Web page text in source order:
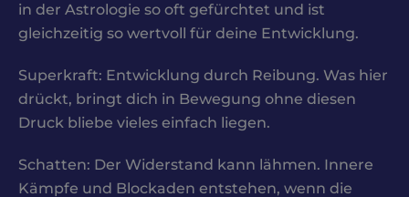
in der Astrologie so oft gefürchtet und ist
gleichzeitig so wertvoll für deine Entwicklung.
Superkraft: Entwicklung durch Reibung. Was hier
drückt, bringt dich in Bewegung ohne diesen
Druck bliebe vieles einfach liegen.
Schatten: Der Widerstand kann lähmen. Innere
Kämpfe und Blockaden entstehen, wenn die